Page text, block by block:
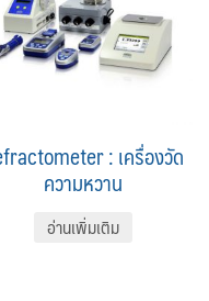
: เครื่องวัด
ความหวาน
อ่านเพิ่มเติม